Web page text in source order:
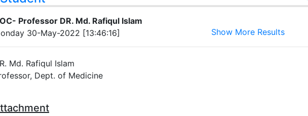
Show More Results
Professor DR. Md. Rafiqul Islam
30-May-2022 [13:46:16]
Md. Rafiqul Islam
Dept. of Medicine